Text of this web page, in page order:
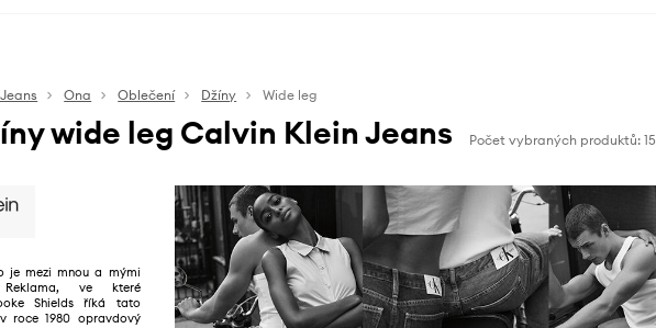
Ona Oblečení Džíny Wide leg
wide leg Calvin Klein Jeans Počet vybraných produktů: 15
je mezi mnou a mými
ve které
Shields říká tato
roce 1980 opravdový